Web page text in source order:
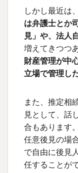
しかし最近は、
は弁護士とか
見」や、法人
増えてきつつ
財産管理が中
立場で管理し
また、推定相
見として、話
合もあります。
任意後見の場
で自由に後見
任することが